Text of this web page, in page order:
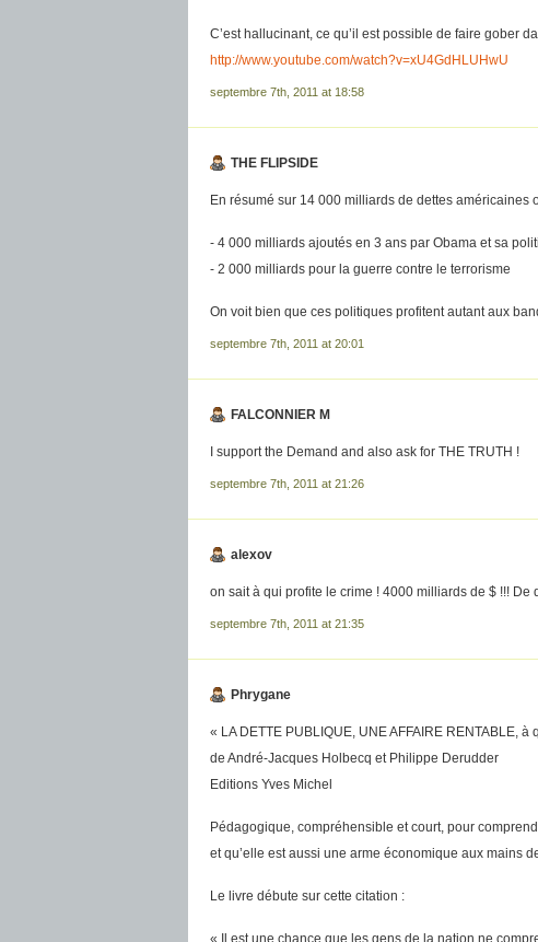
C’est hallucinant, ce qu’il est possible de faire gober
http://www.youtube.com/watch?v=xU4GdHLUHwU
septembre 7th, 2011 at 18:58
THE FLIPSIDE
En résumé sur 14 000 milliards de dettes américaines
- 4 000 milliards ajoutés en 3 ans par Obama et sa
- 2 000 milliards pour la guerre contre le terrorisme
On voit bien que ces politiques profitent autant aux
septembre 7th, 2011 at 20:01
FALCONNIER M
I support the Demand and also ask for THE TRUTH !
septembre 7th, 2011 at 21:26
alexov
on sait à qui profite le crime ! 4000 milliards de $ !!! De
septembre 7th, 2011 at 21:35
Phrygane
« LA DETTE PUBLIQUE, UNE AFFAIRE RENTABLE, à
de André-Jacques Holbecq et Philippe Derudder
Editions Yves Michel
Pédagogique, compréhensible et court, pour
et qu’elle est aussi une arme économique aux mains
Le livre débute sur cette citation :
« Il est une chance que les gens de la nation ne